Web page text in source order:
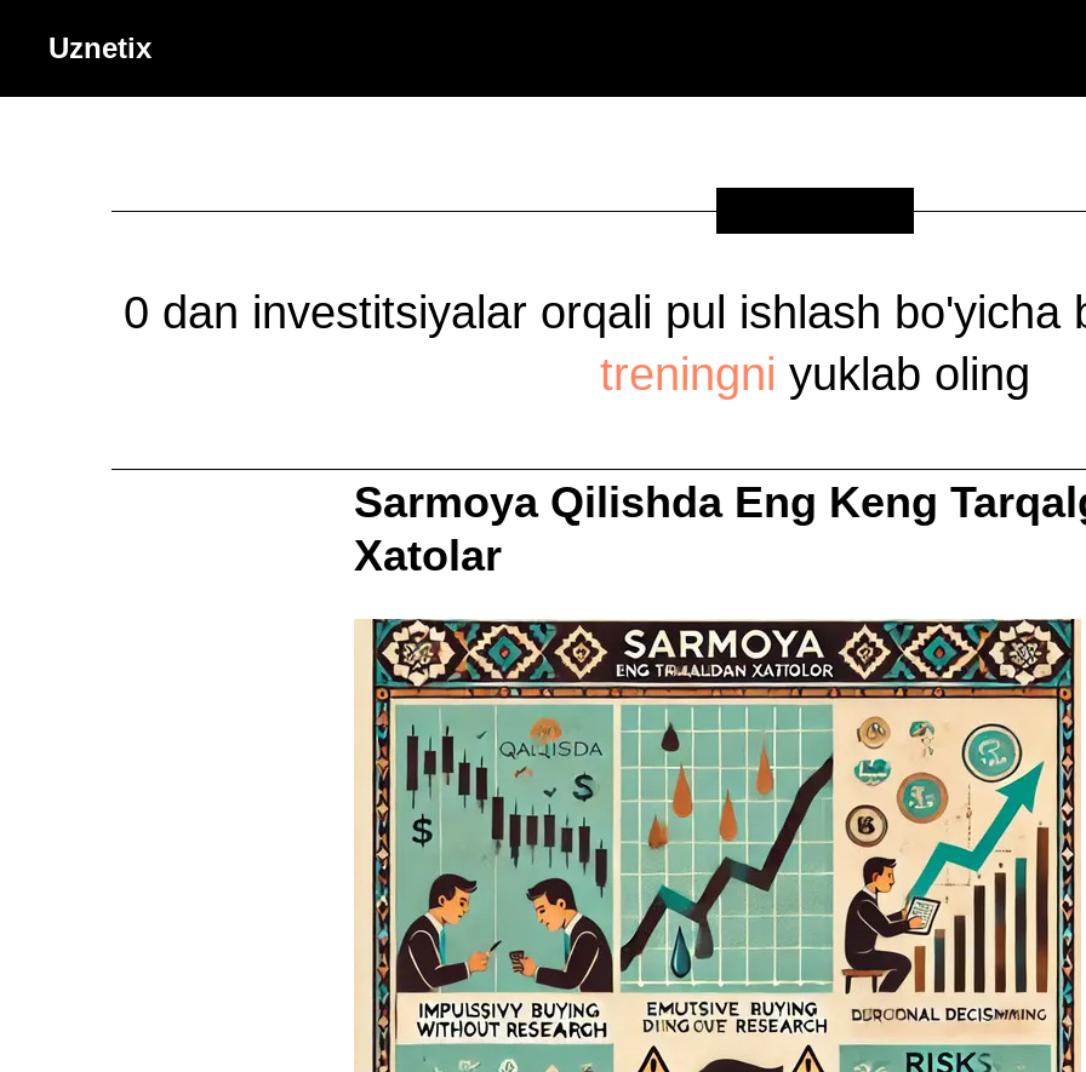
Uznetix
0 dan investitsiyalar orqali pul ishlash bo'yicha
treningni yuklab oling
Sarmoya Qilishda Eng Keng
Xatolar